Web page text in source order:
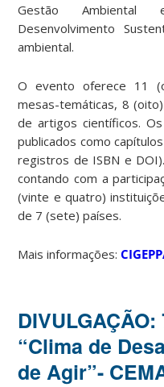
Gestão
Desenvolvimento
ambiental.
O evento oferece 11
mesas-temáticas, 8
de artigos científicos.
publicados como
registros de ISBN e
contando com a
(vinte e quatro)
de 7 (sete) países.
Mais informações:
“Clima de
de Agir”-